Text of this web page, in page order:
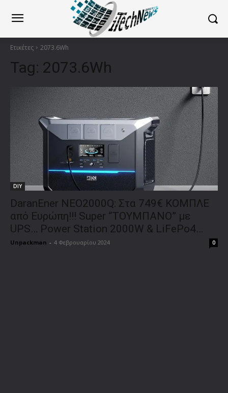
Ετικέτες 2073.6Wh
Tag: 2073.6Wh
DIY
DaranEner NEO2000Q: Στα 749€ ΚΟΜΠΛΕ
από Ευρώπη!!! Super “ΤΟΥΜΠΑΝΟ” με
UPS… Power Station 2000W & LiFePo4…
Unpackman - 4 Φεβρουαρίου 2024 0